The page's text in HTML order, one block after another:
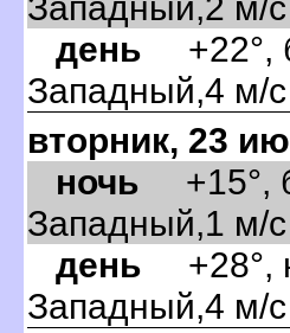
день +22°,
Западный,4 м/с
торник, 23
ночь +15°,
Западный,1 м/с
день +28°,
Западный,4 м/с